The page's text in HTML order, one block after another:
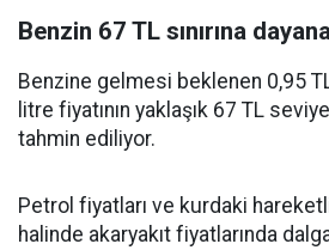
Benzin 67 TL sınırına
Benzine gelmesi beklenen 0,95
litre fiyatının yaklaşık 67 TL
tahmin ediliyor.
Petrol fiyatları ve kurdaki
halinde akaryakıt fiyatlarında